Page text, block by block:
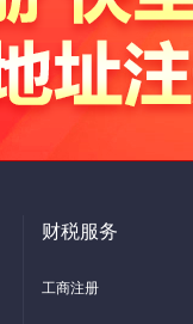
财税服务
工商注册